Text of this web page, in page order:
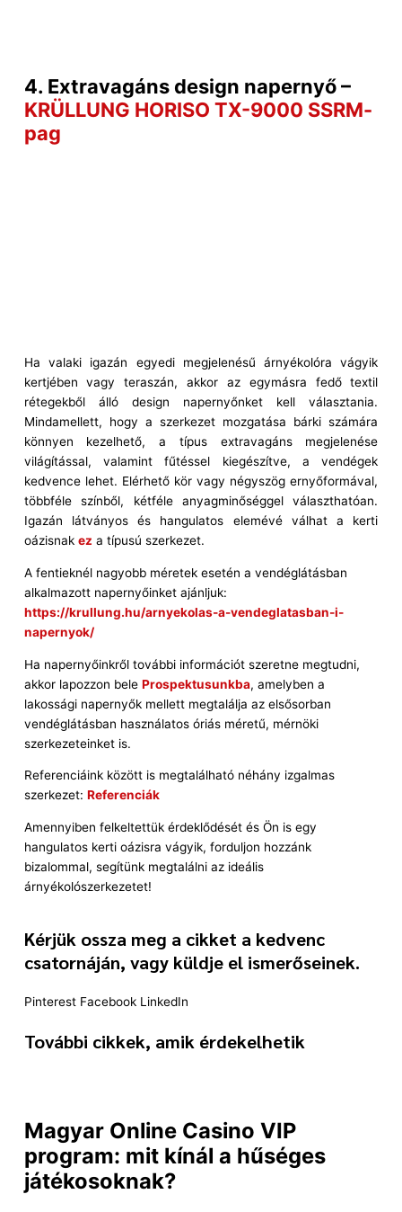
4. Extravagáns design napernyő –
KRÜLLUNG HORISO TX-9000 SSRM-
pag
Ha valaki igazán egyedi megjelenésű árnyékolóra vágyik
kertjében vagy teraszán, akkor az egymásra fedő textil
rétegekből álló design napernyőnket kell választania.
Mindamellett, hogy a szerkezet mozgatása bárki számára
könnyen kezelhető, a típus extravagáns megjelenése
világítással, valamint fűtéssel kiegészítve, a vendégek
kedvence lehet. Elérhető kör vagy négyszög ernyőformával,
többféle színből, kétféle anyagminőséggel választhatóan.
Igazán látványos és hangulatos elemévé válhat a kerti
oázisnak ez a típusú szerkezet.
A fentieknél nagyobb méretek esetén a vendéglátásban
alkalmazott napernyőinket ajánljuk:
https://krullung.hu/arnyekolas-a-vendeglatasban-i-
napernyok/
Ha napernyőinkről további információt szeretne megtudni,
akkor lapozzon bele Prospektusunkba, amelyben a
lakossági napernyők mellett megtalálja az elsősorban
vendéglátásban használatos óriás méretű, mérnöki
szerkezeteinket is.
Referenciáink között is megtalálható néhány izgalmas
szerkezet: Referenciák
Amennyiben felkeltettük érdeklődését és Ön is egy
hangulatos kerti oázisra vágyik, forduljon hozzánk
bizalommal, segítünk megtalálni az ideális
árnyékolószerkezetet!
Kérjük ossza meg a cikket a kedvenc
csatornáján, vagy küldje el ismerőseinek.
Pinterest Facebook LinkedIn
További cikkek, amik érdekelhetik
Magyar Online Casino VIP
program: mit kínál a hűséges
játékosoknak?